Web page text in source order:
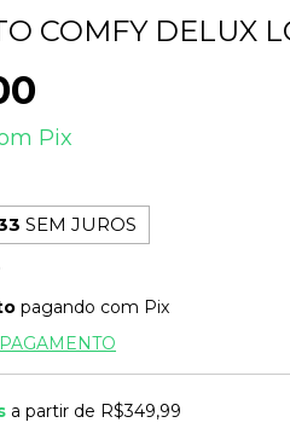
COMFY DELUX
Pix
SEM JUROS
pagando com Pix
a partir de R$349,99